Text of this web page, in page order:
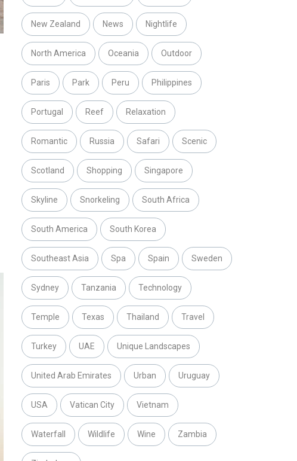
New Zealand News Nightlife
North America Oceania Outdoor
Paris Park Peru Philippines
Portugal Reef Relaxation
Romantic Russia Safari Scenic
Scotland Shopping Singapore
Skyline Snorkeling South Africa
South America South Korea
Southeast Asia Spa Spain Sweden
Sydney Tanzania Technology
Temple Texas Thailand Travel
Turkey UAE Unique Landscapes
United Arab Emirates Urban Uruguay
USA Vatican City Vietnam
Waterfall Wildlife Wine Zambia